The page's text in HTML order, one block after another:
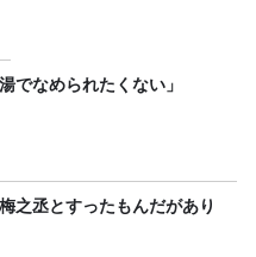
でなめられたくない」
之丞とすったもんだがあり